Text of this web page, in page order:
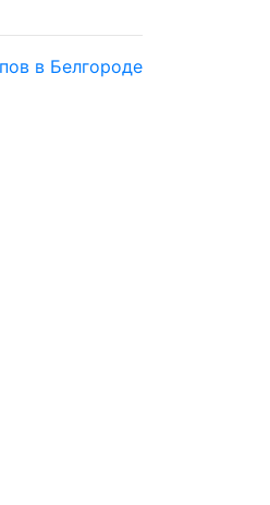
в Белгороде